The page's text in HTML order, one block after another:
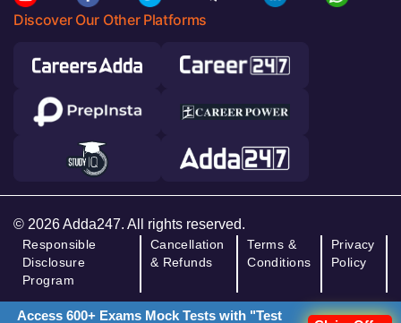
Discover Our Other Platforms
© 2026 Adda247. All rights reserved.
Responsible
Disclosure
Program
Cancellation
& Refunds
Terms &
Conditions
Privacy
Policy
Access 600+ Exams Mock Tests with "Test